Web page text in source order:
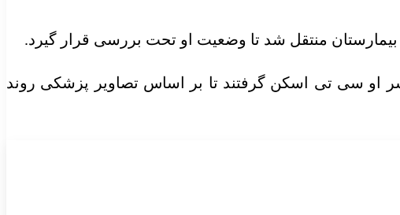
بیمارستان منتقل شد تا وضعیت او تحت بررسی قرار گیرد.
او سی تی اسکن گرفتند تا بر اساس تصاویر پزشکی روند